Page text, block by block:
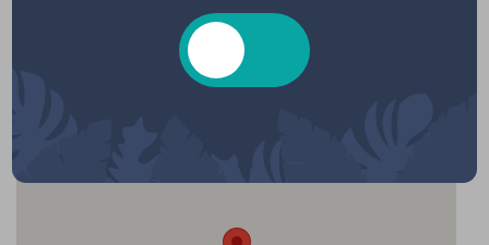
Place Fourés, Hourtin, France